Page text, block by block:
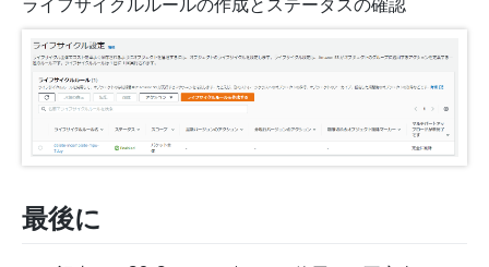
ライフサイクルルールの作成とステータスの確認
最後に